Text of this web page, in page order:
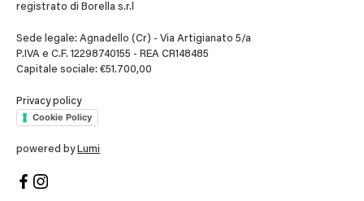
registrato di Borella s.r.l
Sede legale: Agnadello (Cr) - Via Artigianato 5/a
P.IVA e C.F. 12298740155 - REA CR148485
Capitale sociale: €51.700,00
Privacy policy
Cookie Policy
powered by Lumi